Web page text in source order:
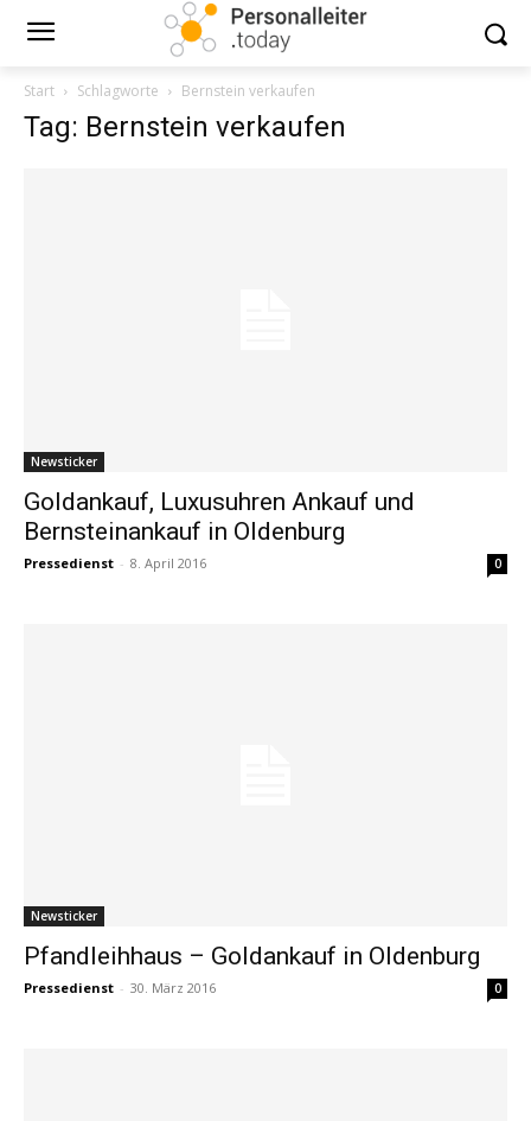
Start Schlagworte Bernstein verkaufen
Tag: Bernstein verkaufen
Newsticker
Goldankauf, Luxusuhren Ankauf und
Bernsteinankauf in Oldenburg
Pressedienst - 8. April 2016 0
Newsticker
Pfandleihhaus – Goldankauf in Oldenburg
Pressedienst - 30. März 2016 0